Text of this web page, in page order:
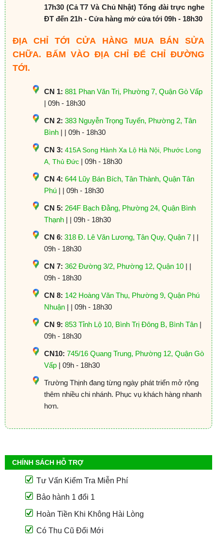
17h30 (Cả T7 Và Chủ Nhật) Tổng đài trực nghe
ĐT đến 21h - Cửa hàng mở cửa tới 09h - 18h30
ĐỊA CHỈ TỚI CỬA HÀNG MUA BÁN SỬA
CHỮA. BẤM VÀO ĐỊA CHỈ ĐỂ CHỈ ĐƯỜNG
TỚI.
CN 1: 881 Phan Văn Trị, Phường 7, Quận Gò Vấp
| 09h - 18h30
CN 2: 383 Nguyễn Trọng Tuyển, Phường 2, Tân
Bình| | 09h - 18h30
CN 3: 415A Song Hành Xa Lộ Hà Nội, Phước Long
A, Thủ Đức| 09h - 18h30
CN 4: 644 Lũy Bán Bích, Tân Thành, Quận Tân
Phú| | 09h - 18h30
CN 5: 264F Bạch Đằng, Phường 24, Quận Bình
Thạnh| | 09h - 18h30
CN 6: 318 Đ. Lê Văn Lương, Tân Quy, Quận 7| |
09h - 18h30
CN 7: 362 Đường 3/2, Phường 12, Quận 10| |
09h - 18h30
CN 8: 142 Hoàng Văn Thụ, Phường 9, Quận Phú
Nhuận| | 09h - 18h30
CN 9: 853 Tỉnh Lộ 10, Bình Trị Đông B, Bình Tân|
09h - 18h30
CN10: 745/16 Quang Trung, Phường 12, Quận Gò
Vấp| 09h - 18h30
Trường Thịnh đang từng ngày phát triển mở rộng
thêm nhiều chi nhánh. Phục vụ khách hàng nhanh
hơn.
CHÍNH SÁCH HỖ TRỢ
Tư Vấn Kiểm Tra Miễn Phí
Bảo hành 1 đổi 1
Hoàn Tiền Khi Không Hài Lòng
Có Thu Cũ Đổi Mới